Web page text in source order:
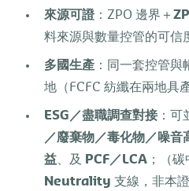
來源可證：ZPO 邊界＋
料來源與數量控管的可信
多國生產 ：同一套控管與
地（FCFC 紡纖在兩地具
ESG ／盡職調查對接 ：可
／廢棄物／毒化物／噪音
益 、及 PCF／LCA ；（
Neutrality 支線，非本